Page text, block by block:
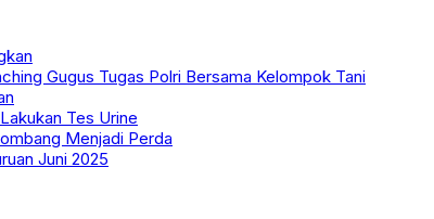
Gugus Tugas Polri Bersama Kelompok Tani
Tes Urine
Menjadi Perda
Juni 2025